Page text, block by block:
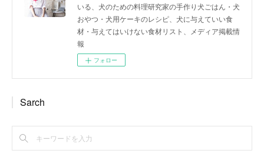
いる、犬のための料理研究家の手作り犬ごはん・犬
おやつ・犬用ケーキのレシピ、犬に与えていい食
材・与えてはいけない食材リスト、メディア掲載情
報
フォロー
Sarch